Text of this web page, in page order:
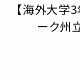
【海外大学
ーク州